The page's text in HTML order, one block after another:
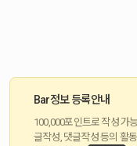
Bar정보 등록안내
100,000포인트로 작성 가
글작성, 댓글작성 등의 활